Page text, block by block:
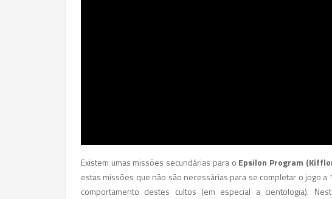
Existem umas missões secundárias para o Epsilon Program
estas missões que não são necessárias para se completar o jogo a
comportamento destes cultos (em especial a cientologia).